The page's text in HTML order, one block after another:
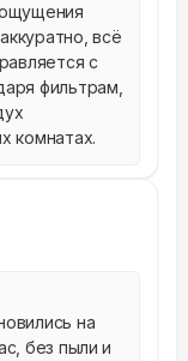
всё
с
фильтрам,
комнатах.
на
без пыли и